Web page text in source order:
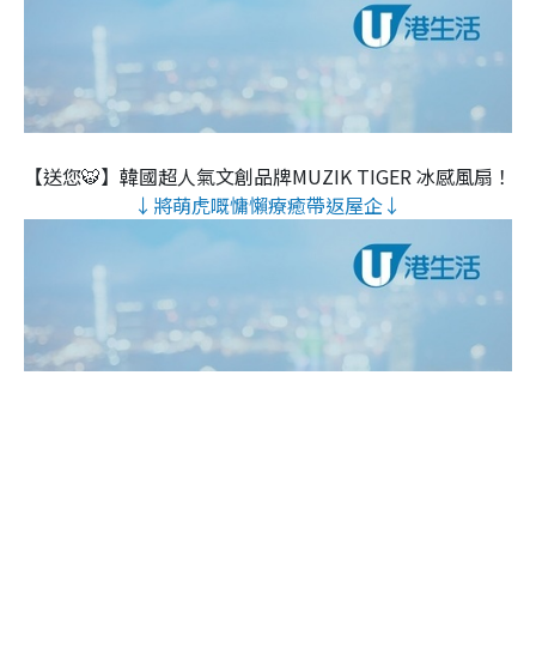
【送您🐯】韓國超人氣文創品牌MUZIK TIGER 冰感風扇！
↓將萌虎嘅慵懶療癒帶返屋企↓